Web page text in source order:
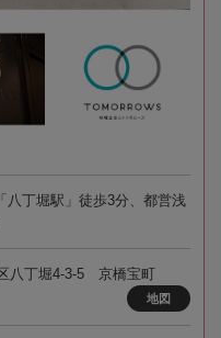
八丁堀駅」徒歩3分、都営浅
八丁堀4-3-5 京橋宝町
地図